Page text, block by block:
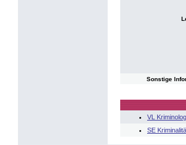
Sonstige
VL
SE